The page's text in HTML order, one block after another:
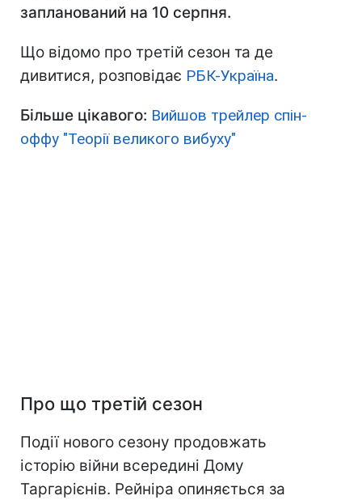
запланований на 10 серпня.
Що відомо про третій сезон та де
дивитися, розповідає РБК-Україна.
Більше цікавого: Вийшов трейлер спін-
оффу "Теорії великого вибуху"
Про що третій сезон
Події нового сезону продовжать
історію війни всередині Дому
Таргарієнів. Рейніра опиняється за